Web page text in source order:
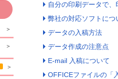
自分の印刷データで
弊社の対応ソフトにつ
データの入稿方法
データ作成の注意点
E-mail 入稿について
OFFICEファイルの「